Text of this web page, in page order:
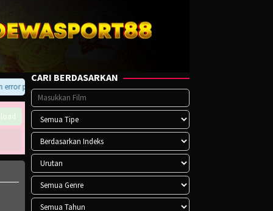
player atau saat download, hubungi kami di Telegram.
CARI BERDASARKAN